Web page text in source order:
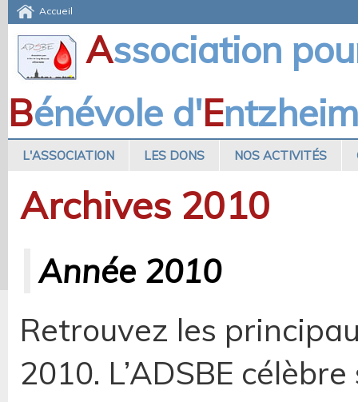
Accueil
Association
Bénévole d'Entzheim
L'ASSOCIATION LES DONS NOS ACTIVITÉS
Archives 2010
Année 2010
Retrouvez les
2010. L’ADSBE